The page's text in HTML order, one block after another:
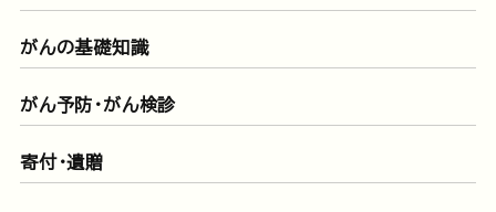
がんの基礎知識
がん予防・がん検診
寄付・遺贈